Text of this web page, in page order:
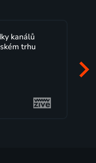
let s
Velký výběr
k TV na